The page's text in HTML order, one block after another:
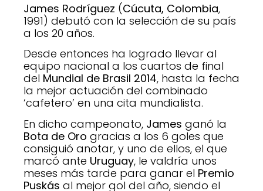
James Rodríguez (Cúcuta, Colombia,
1991) debutó con la selección de su país
a los 20 años.
Desde entonces ha logrado llevar al
equipo nacional a los cuartos de final
del Mundial de Brasil 2014, hasta la fecha
la mejor actuación del combinado
‘cafetero’ en una cita mundialista.
En dicho campeonato, James ganó la
Bota de Oro gracias a los 6 goles que
consiguió anotar, y uno de ellos, el que
marcó ante Uruguay, le valdría unos
meses más tarde para ganar el Premio
Puskás al mejor gol del año, siendo el